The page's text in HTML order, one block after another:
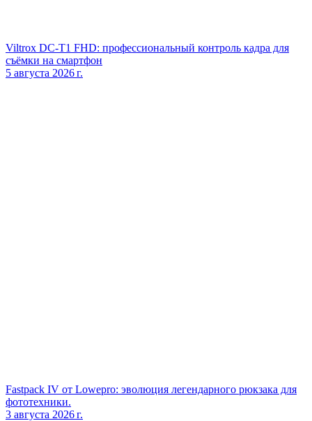
Viltrox DC‑T1 FHD: профессиональный контроль кадра для
съёмки на смартфон
5 августа 2026 г.
Fastpack IV от Lowepro: эволюция легендарного рюкзака для
фототехники.
3 августа 2026 г.